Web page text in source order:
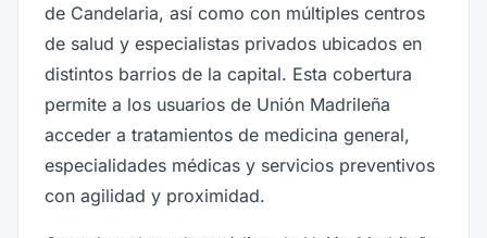
de Candelaria, así como con múltiples centros
de salud y especialistas privados ubicados en
distintos barrios de la capital. Esta cobertura
permite a los usuarios de Unión Madrileña
acceder a tratamientos de medicina general,
especialidades médicas y servicios preventivos
con agilidad y proximidad.